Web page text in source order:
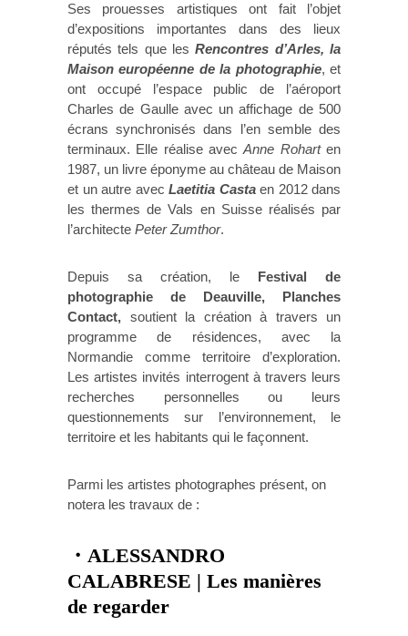
Ses prouesses artistiques ont fait l’objet
d’expositions importantes dans des lieux
réputés tels que lesRencontres d’Arles, la
Maison européenne de la photographie, et
ont occupé l’espace public de l’aéroport
Charles de Gaulle avec un affichage de 500
écrans synchronisés dans l’en semble des
terminaux. Elle réalise avecAnne Roharten
1987, un livre éponyme au château de Maison
et un autre avec Laetitia Casta en 2012 dans
les thermes de Vals en Suisse réalisés par
l’architecte Peter Zumthor.
Depuis sa création, le Festival de
photographie de Deauville, Planches
Contact, soutient la création à travers un
programme de résidences, avec la
Normandie comme territoire d’exploration.
Les artistes invités interrogent à travers leurs
recherches personnelles ou leurs
questionnements sur l’environnement, le
territoire et les habitants qui le façonnent.
Parmi les artistes photographes présent, on
notera les travaux de :
・ALESSANDRO
CALABRESE | Les manières
de regarder